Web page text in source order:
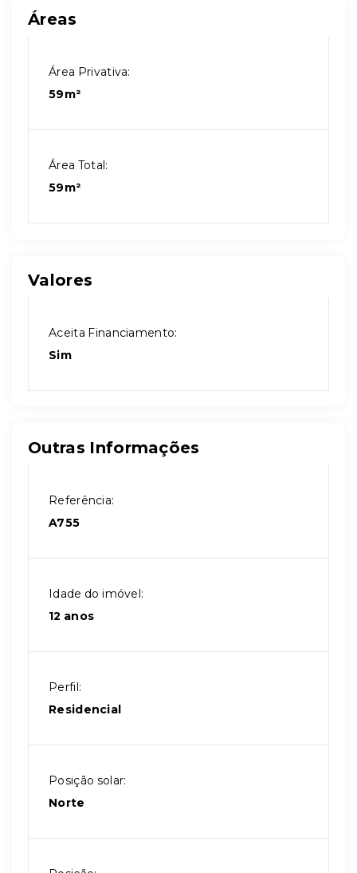
Áreas
Área Privativa:
59m²
Área Total:
59m²
Valores
Aceita Financiamento:
Sim
Outras Informações
Referência:
A755
Idade do imóvel:
12 anos
Perfil:
Residencial
Posição solar:
Norte